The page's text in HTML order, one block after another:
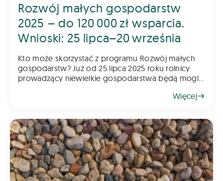
Rozwój małych gospodarstw
2025 – do 120 000 zł wsparcia.
Wnioski: 25 lipca–20 września
Kto może skorzystać z programu Rozwój małych
gospodarstw? Już od 25 lipca 2025 roku rolnicy
prowadzący niewielkie gospodarstwa będą mogli
Więcej